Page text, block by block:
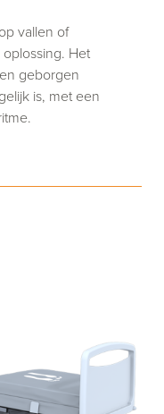
vallen of
Het
geborgen
is, met een